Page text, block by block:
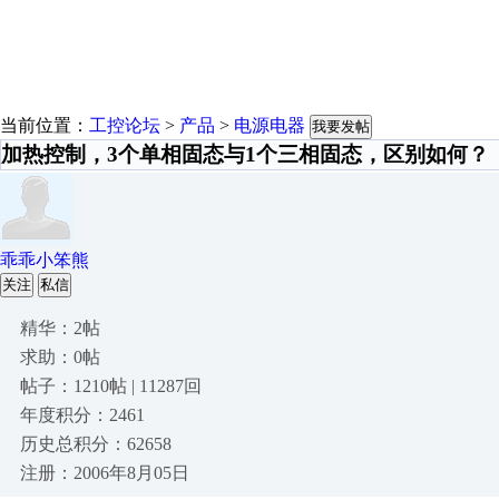
当前位置： 工控论坛 > 产品 > 电源电器 我要发帖
加热控制，3个单相固态与1个三相固态，区别如何？
乖乖小笨熊
关注 私信
精华：2帖
求助：0帖
帖子：1210帖 | 11287回
年度积分：2461
历史总积分：62658
注册：2006年8月05日